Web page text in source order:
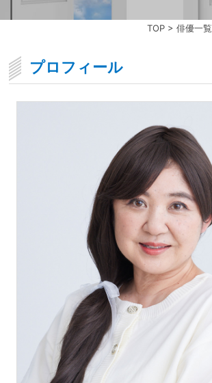
TOP> 俳優一覧
プロフィール